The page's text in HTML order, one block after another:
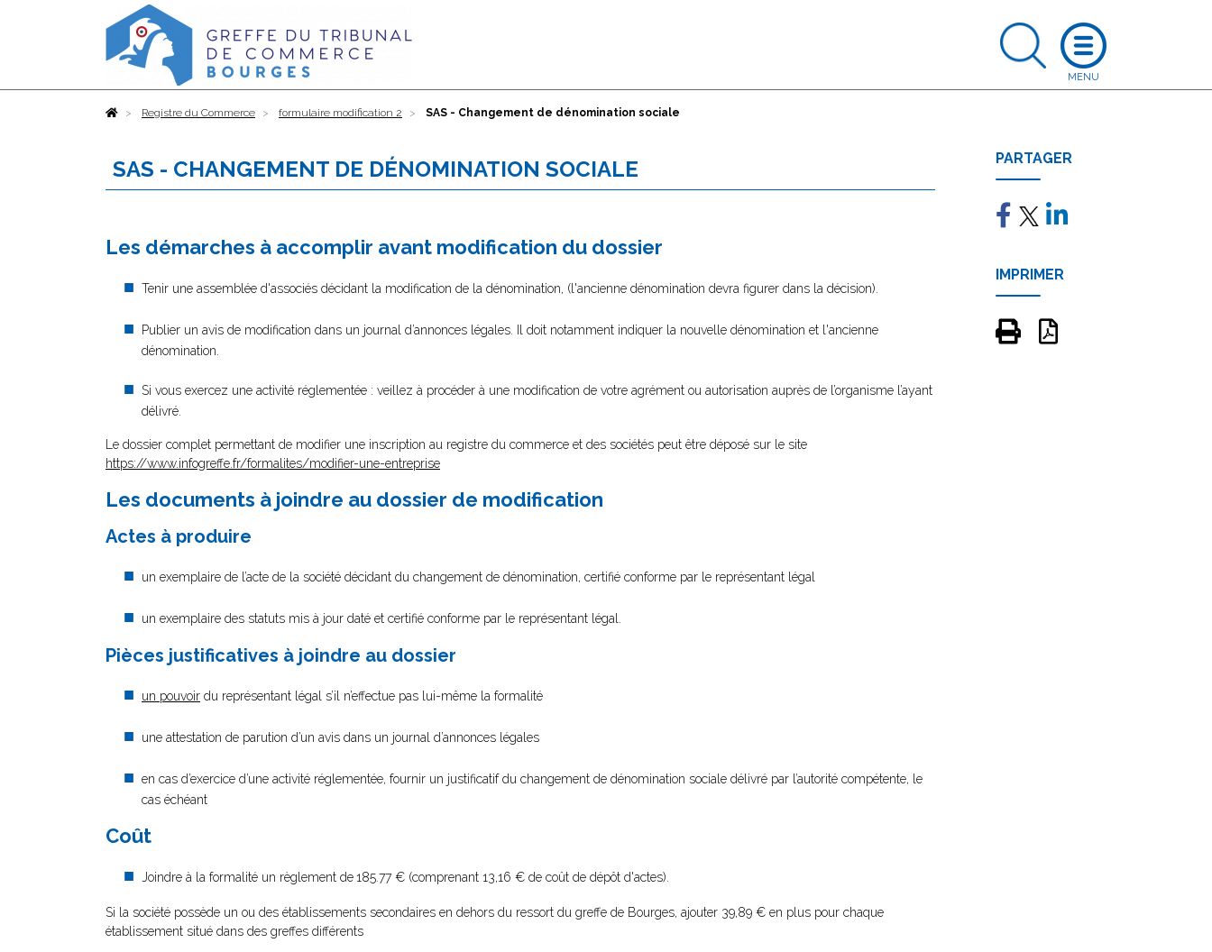
AccueilRegistre du Commerce formulaire modification 2 SAS - Changement de dénomination sociale
SAS - CHANGEMENT DE DÉNOMINATION SOCIALE
Les démarches à accomplir avant modification du dossier
Tenir une assemblée d'associés décidant la modification de la dénomination, (l'ancienne dénomination devra figurer dans la décision).
Publier un avis de modification dans un journal d’annonces légales. Il doit notamment indiquer la nouvelle dénomination et l'ancienne
dénomination.
Si vous exercez une activité réglementée : veillez à procéder à une modification de votre agrément ou autorisation auprès de l’organisme l’ayant
délivré.
Le dossier complet permettant de modifier une inscription au registre du commerce et des sociétés peut être déposé sur le site
https://www.infogreffe.fr/formalites/modifier-une-entreprise
Les documents à joindre au dossier de modification
Actes à produire
un exemplaire de l’acte de la société décidant du changement de dénomination, certifié conforme par le représentant légal
un exemplaire des statuts mis à jour daté et certifié conforme par le représentant légal.
Pièces justificatives à joindre au dossier
un pouvoir du représentant légal s’il n’effectue pas lui-même la formalité
une attestation de parution d’un avis dans un journal d’annonces légales
en cas d’exercice d’une activité réglementée, fournir un justificatif du changement de dénomination sociale délivré par l’autorité compétente, le
cas échéant
Coût
Joindre à la formalité un règlement de185.77 € (comprenant 13,16 € de coût de dépôt d'actes).
Si la société possède un ou des établissements secondaires en dehors du ressort du greffe de Bourges, ajouter 39,89 € en plus pour chaque
établissement situé dans des greffes différents
PARTAGER
IMPRIMER